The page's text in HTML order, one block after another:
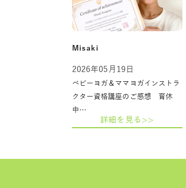
Misaki
2026年05月19日
ベビーヨガ＆ママヨガインストラ
クター資格講座のご感想 育休
中…
詳細を見る>>